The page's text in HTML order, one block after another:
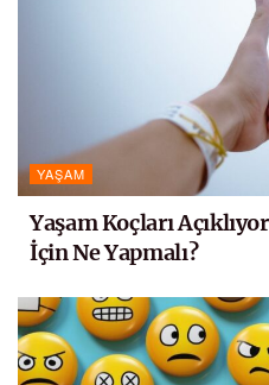
YAŞAM
Yaşam Koçları
İçin Ne Yapmalı?